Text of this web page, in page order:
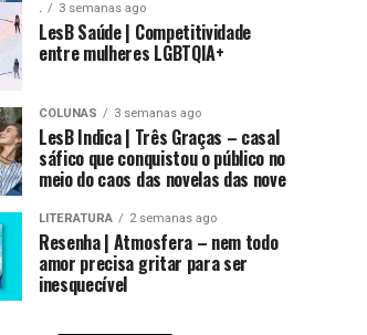
. 3 semanas ago
LesB Saúde | Competitividade
entre mulheres LGBTQIA+
COLUNAS 3 semanas ago
LesB Indica | Três Graças – casal
sáfico que conquistou o público no
meio do caos das novelas das nove
LITERATURA 2 semanas ago
Resenha | Atmosfera – nem todo
amor precisa gritar para ser
inesquecível